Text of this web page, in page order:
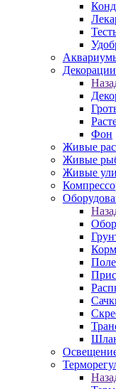
Фон
Живые
Живые
Живые